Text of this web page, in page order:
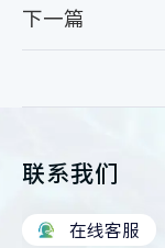
下一篇
联系我们
在线客服